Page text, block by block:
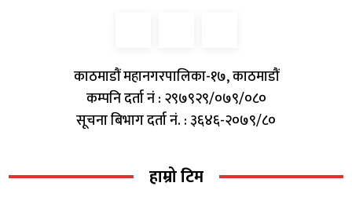
काठमाडौं महानगरपालिका-१७, काठमाडौं
कम्पनि दर्ता नं : २९७९२९/०७९/०८०
सूचना बिभाग दर्ता नं. : ३६४६-२०७९/८०
हाम्रो टिम